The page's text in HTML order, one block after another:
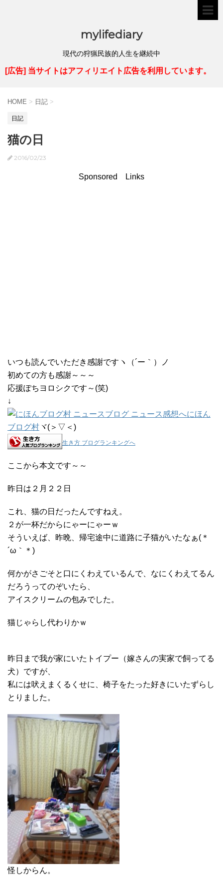
mylifediary
現代の狩猟民族的人生を継続中
[広告] 当サイトはアフィリエイト広告を利用しています。
HOME > 日記 >
日記
猫の日
2016/02/23
Sponsored Links
いつも読んでいただき感謝ですヽ（´ー｀）ノ
初めての方も感謝～～～
応援ぽちヨロシクです～(笑)
↓
にほん
ブログ村 ヾ(＞▽＜)
生き方 ブログランキングへ
ここから本文です～～
昨日は２月２２日
これ、猫の日だったんですねえ。
２が一杯だからにゃーにゃーｗ
そういえば、昨晩、帰宅途中に道路に子猫がいたなぁ(＊
´ω｀＊)
何かがさごそと口にくわえているんで、なにくわえてるん
だろうってのぞいたら、
アイスクリームの包みでした。
猫じゃらし代わりかｗ
昨日まで我が家にいたトイプー（嫁さんの実家で飼ってる
犬）ですが、
私には吠えまくるくせに、椅子をたった好きにいたずらし
とりました。
怪しからん。